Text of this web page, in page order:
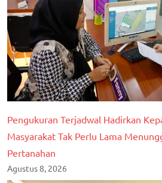
Pengukuran Terjadwal Hadirkan
Masyarakat Tak Perlu Lama
Pertanahan
Agustus 8, 2026